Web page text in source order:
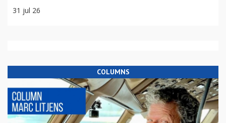
31 jul 26
COLUMNS